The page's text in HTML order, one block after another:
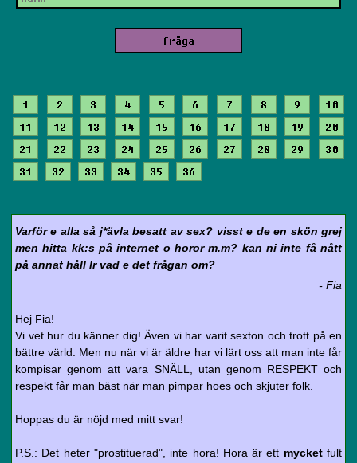
1 2 3 4 5 6 7 8 9
10
11
12 13 14 15 16 17 18 19
20
21
22 23 24 25 26 27 28 29
30
31
32 33 34 35 36
Varför e alla så j*ävla besatt av sex? visst e de en skön grej
men hitta kk:s på internet o horor m.m? kan ni inte få nått
på annat håll lr vad e det frågan om?
- Fia
Hej Fia!
Vi vet hur du känner dig! Även vi har varit sexton och trott på en
bättre värld. Men nu när vi är äldre har vi lärt oss att man inte får
kompisar genom att vara SNÄLL, utan genom RESPEKT och
respekt får man bäst när man pimpar hoes och skjuter folk.
Hoppas du är nöjd med mitt svar!
P.S.: Det heter "prostituerad", inte hora! Hora är ett mycketfult